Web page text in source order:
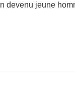
devenu jeune